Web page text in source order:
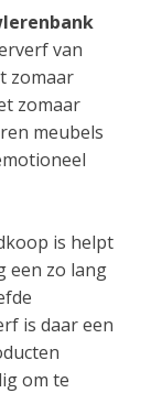
van
zomaar
zomaar
meubels
is helpt
een zo lang
is daar een
om te